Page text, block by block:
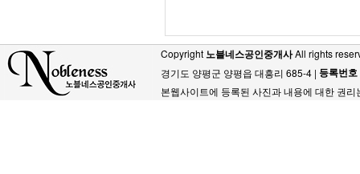
Copyright 노블네스공인중개사All rights
경기도 양평군 양평읍 대흥리 685-4 | 등록번호
본웹사이트에 등록된 사진과 내용에 대한 권